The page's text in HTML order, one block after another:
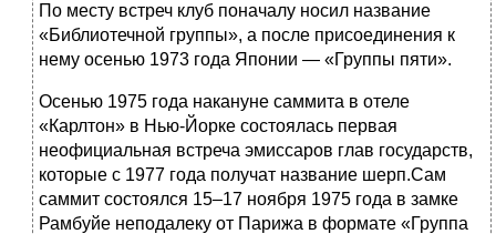
По месту встреч клуб поначалу носил название
«Библиотечной группы», а после присоединения к
нему осенью 1973 года Японии — «Группы пяти».
Осенью 1975 года накануне саммита в отеле
«Карлтон» в Нью-Йорке состоялась первая
неофициальная встреча эмиссаров глав государств,
которые с 1977 года получат название шерп.Сам
саммит состоялся 15–17 ноября 1975 года в замке
Рамбуйе неподалеку от Парижа в формате «Группа